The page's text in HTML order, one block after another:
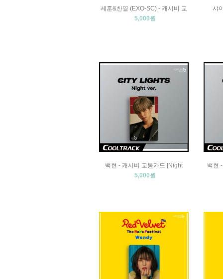
세훈&찬열 (EXO-SC) - 캐시비 교
5,000원
샤
백현 - 캐시비 교통카드 [Night
5,000원
백현